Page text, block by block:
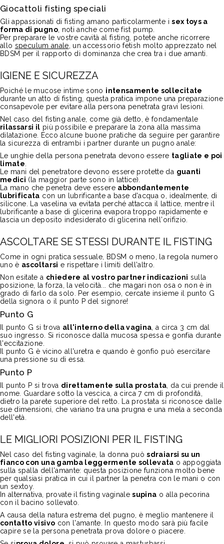
Giocattoli fisting speciali
Gli appassionati di fisting amano particolarmente isex toys a
forma di pugno, noti anche come fist pump.
Per preparare le vostre cavità al fisting, potete anche ricorrere
allo speculum anale , un accessorio fetish molto apprezzato nel
BDSM per il rapporto di dominanza che crea tra i due amanti.
IGIENE E SICUREZZA
Poiché le mucose intime sono intensamente sollecitate
durante un atto di fisting, questa pratica impone una preparazione
consapevole per evitare alla persona penetrata gravi lesioni.
Nel caso del fisting anale, come già detto, è fondamentale
rilassarsi il più possibile e preparare la zona alla massima
dilatazione. Ecco alcune buone pratiche da seguire per garantire
la sicurezza di entrambi i partner durante un pugno anale:
Le unghie della persona penetrata devono essere tagliate e poi
limate
Le mani del penetratore devono essere protette da guanti
medici (la maggior parte sono in lattice).
La mano che penetra deve essere abbondantemente
lubrificata con un lubrificante a base d'acqua o, idealmente, di
silicone. La vaselina va evitata perché attacca il lattice, mentre il
lubrificante a base di glicerina evapora troppo rapidamente e
lascia un deposito indesiderato di glicerina nell'orifizio.
ASCOLTARE SE STESSI DURANTE IL FISTING
Come in ogni pratica sessuale, BDSM o meno, la regola numero
uno è ascoltarsi e rispettare i limiti dell'altro.
Non esitate a chiedere al vostro partner indicazioni sulla
posizione, la forza, la velocità... che magari non osa o non è in
grado di farlo da solo. Per esempio, cercate insieme il punto G
della signora o il punto P del signore!
Punto G
Il punto G si trova all'interno della vagina , a circa 3 cm dal
suo ingresso. Si riconosce dalla mucosa spessa e gonfia durante
l'eccitazione.
Il punto G è vicino all'uretra e quando è gonfio può esercitare
una pressione su di essa.
Punto P
Il punto P si trova direttamente sulla prostata , da cui prende il
nome. Guardare sotto la vescica, a circa 7 cm di profondità,
dietro la parete superiore del retto. La prostata si riconosce dalle
sue dimensioni, che variano tra una prugna e una mela a seconda
dell'età.
LE MIGLIORI POSIZIONI PER IL FISTING
Nel caso del fisting vaginale, la donna puòsdraiarsi su un
fianco con una gamba leggermente sollevata o appoggiata
sulla spalla dell'amante: questa posizione funziona molto bene
per qualsiasi pratica in cui il partner la penetra con le mani o con
un sextoy.
In alternativa, provate il fisting vaginalesupina o alla pecorina
con il bacino sollevato.
A causa della natura estrema del pugno, è meglio mantenere il
contatto visivo con l'amante. In questo modo sarà più facile
capire se la persona penetrata prova dolore o piacere.